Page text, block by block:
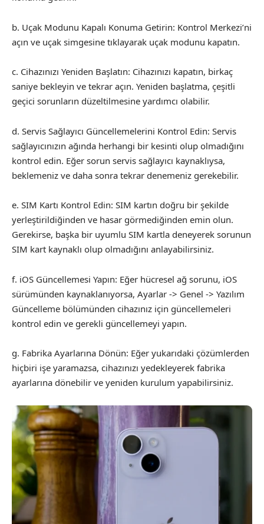
b. Uçak Modunu Kapalı Konuma Getirin: Kontrol Merkezi’ni
açın ve uçak simgesine tıklayarak uçak modunu kapatın.
c. Cihazınızı Yeniden Başlatın: Cihazınızı kapatın, birkaç
saniye bekleyin ve tekrar açın. Yeniden başlatma, çeşitli
geçici sorunların düzeltilmesine yardımcı olabilir.
d. Servis Sağlayıcı Güncellemelerini Kontrol Edin: Servis
sağlayıcınızın ağında herhangi bir kesinti olup olmadığını
kontrol edin. Eğer sorun servis sağlayıcı kaynaklıysa,
beklemeniz ve daha sonra tekrar denemeniz gerekebilir.
e. SIM Kartı Kontrol Edin: SIM kartın doğru bir şekilde
yerleştirildiğinden ve hasar görmediğinden emin olun.
Gerekirse, başka bir uyumlu SIM kartla deneyerek sorunun
SIM kart kaynaklı olup olmadığını anlayabilirsiniz.
f. iOS Güncellemesi Yapın: Eğer hücresel ağ sorunu, iOS
sürümünden kaynaklanıyorsa, Ayarlar -> Genel -> Yazılım
Güncelleme bölümünden cihazınız için güncellemeleri
kontrol edin ve gerekli güncellemeyi yapın.
g. Fabrika Ayarlarına Dönün: Eğer yukarıdaki çözümlerden
hiçbiri işe yaramazsa, cihazınızı yedekleyerek fabrika
ayarlarına dönebilir ve yeniden kurulum yapabilirsiniz.